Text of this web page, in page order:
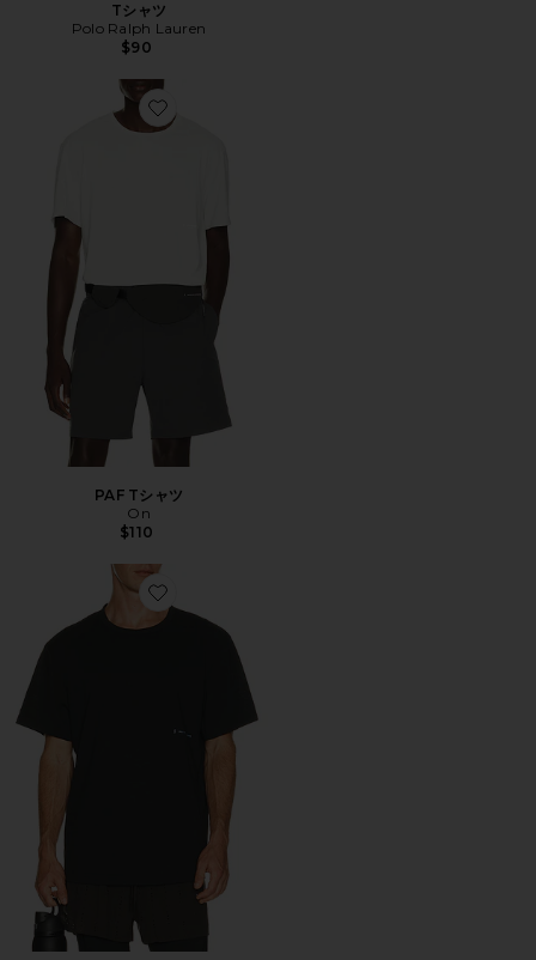
Tシャツ
Polo Ralph Lauren
$90
Favorite PAF Tシャツ
PAF Tシャツ
On
$110
Favorite PAF Tシャツ